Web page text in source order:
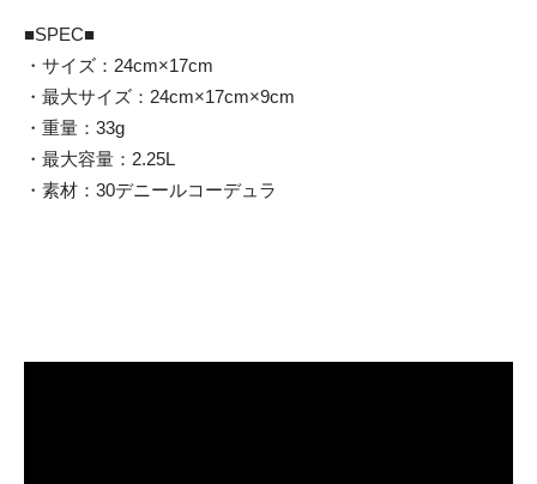
■SPEC■
・サイズ：24cm×17cm
・最大サイズ：24cm×17cm×9cm
・重量：33g
・最大容量：2.25L
・素材：30デニールコーデュラ